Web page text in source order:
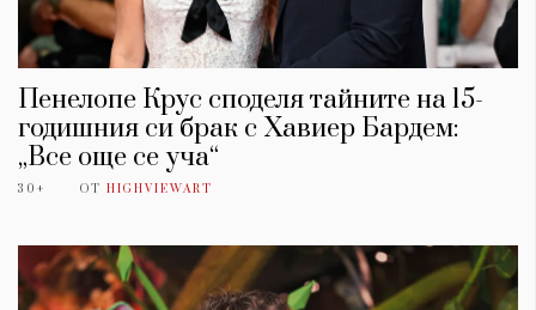
Пенелопе Крус споделя тайните на 15-
годишния си брак с Хавиер Бардем:
„Все още се уча“
30+ ОТ HIGHVIEWART